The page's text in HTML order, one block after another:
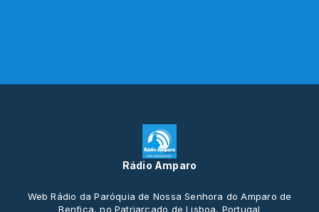
Rádio Amparo
Web Rádio da Paróquia de Nossa Senhora do Amparo de
Benfica, no Patriarcado de Lisboa, Portugal